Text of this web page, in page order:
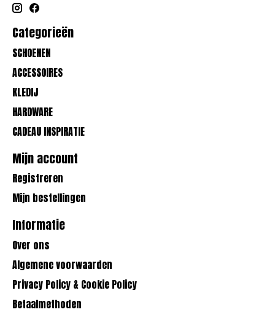
Categorieën
SCHOENEN
ACCESSOIRES
KLEDIJ
HARDWARE
CADEAU INSPIRATIE
Mijn account
Registreren
Mijn bestellingen
Informatie
Over ons
Algemene voorwaarden
Privacy Policy & Cookie Policy
Betaalmethoden